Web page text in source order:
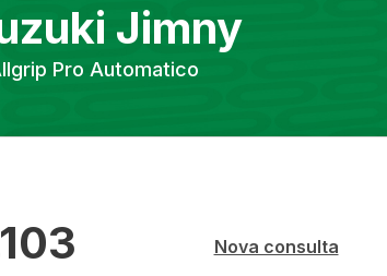
Jimny
Pro Automatico
Nova consulta